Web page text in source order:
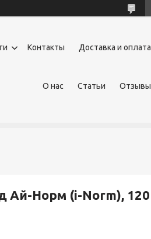
Контакты Доставка и оплата
О нас Статьи Отзывы
Ай-Норм (i-Norm), 120